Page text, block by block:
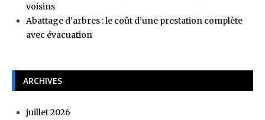
voisins
Abattage d’arbres : le coût d’une prestation complète
avec évacuation
ARCHIVES
juillet 2026